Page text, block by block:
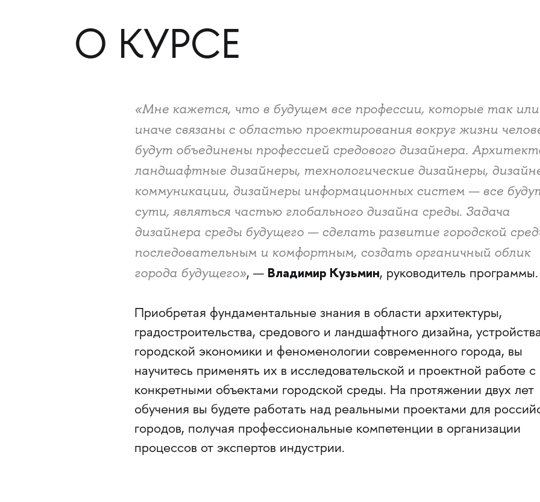
О КУРСЕ
«Мне кажется, что в будущем все профессии, которые так или
иначе связаны с областью проектирования вокруг жизни
будут объединены профессией средового дизайнера.
ландшафтные дизайнеры, технологические дизайнеры,
коммуникации, дизайнеры информационных систем — все
сути, являться частью глобального дизайна среды. Задача
дизайнера среды будущего — сделать развитие городской
последовательным и комфортным, создать органичный облик
города будущего», — Владимир Кузьмин, руководитель программы.
Приобретая фундаментальные знания в области архитектуры,
градостроительства, средового и ландшафтного дизайна,
городской экономики и феноменологии современного города, вы
научитесь применять их в исследовательской и проектной работе с
конкретными объектами городской среды. На протяжении двух лет
обучения вы будете работать над реальными проектами для
городов, получая профессиональные компетенции в организации
процессов от экспертов индустрии.